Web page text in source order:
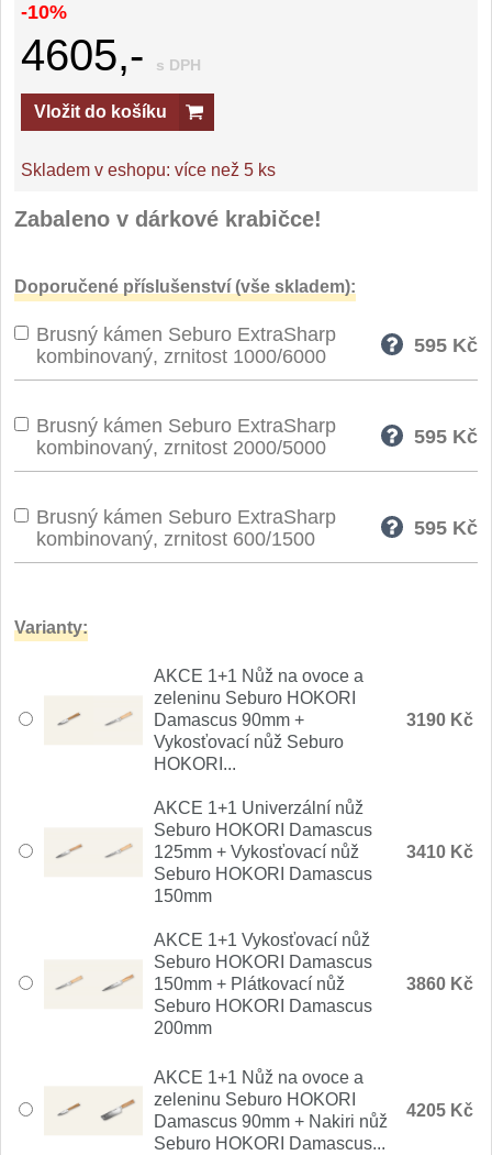
-10%
4605,- s DPH
Vložit do košíku
Skladem v eshopu: více než 5 ks
Zabaleno v dárkové krabičce!
Doporučené příslušenství (vše skladem):
Brusný kámen Seburo ExtraSharp
kombinovaný, zrnitost 1000/6000
595 Kč
Brusný kámen Seburo ExtraSharp
kombinovaný, zrnitost 2000/5000
595 Kč
Brusný kámen Seburo ExtraSharp
kombinovaný, zrnitost 600/1500
595 Kč
Varianty:
AKCE 1+1 Nůž na ovoce a
zeleninu Seburo HOKORI
Damascus 90mm +
Vykosťovací nůž Seburo
HOKORI...
3190 Kč
AKCE 1+1 Univerzální nůž
Seburo HOKORI Damascus
125mm + Vykosťovací nůž
Seburo HOKORI Damascus
150mm
3410 Kč
AKCE 1+1 Vykosťovací nůž
Seburo HOKORI Damascus
150mm + Plátkovací nůž
Seburo HOKORI Damascus
200mm
3860 Kč
AKCE 1+1 Nůž na ovoce a
zeleninu Seburo HOKORI
Damascus 90mm + Nakiri nůž
Seburo HOKORI Damascus...
4205 Kč